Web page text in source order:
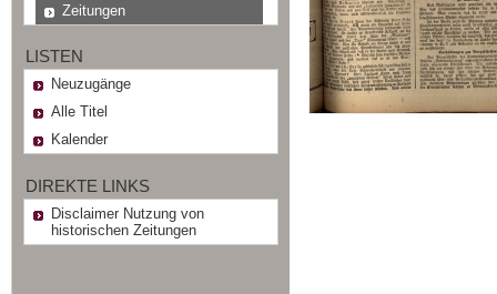
Zeitungen
LISTEN
Neuzugänge
Alle Titel
Kalender
DIREKTE LINKS
Disclaimer Nutzung von
historischen Zeitungen